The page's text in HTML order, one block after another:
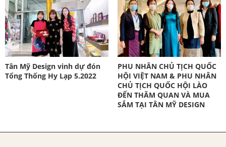
Tân Mỹ Design vinh dự đón
Tổng Thống Hy Lạp 5.2022
PHU NHÂN CHỦ TỊCH QUỐC
HỘI VIỆT NAM & PHU NHÂN
CHỦ TỊCH QUỐC HỘI LÀO
ĐẾN THĂM QUAN VÀ MUA
SẮM TẠI TÂN MỸ DESIGN